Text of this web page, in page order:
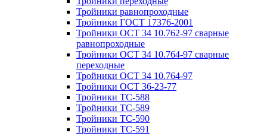
Тройники равнопроходные
Тройники ГОСТ 17376-2001
Тройники ОСТ 34 10.762-97 сварные
равнопроходные
Тройники ОСТ 34 10.764-97 сварные
переходные
Тройники ОСТ 34 10.764-97
Тройники ОСТ 36-23-77
Тройники ТС-588
Тройники ТС-589
Тройники ТС-590
Тройники ТС-591